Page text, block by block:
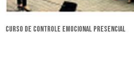
curso de controle emocional presencial